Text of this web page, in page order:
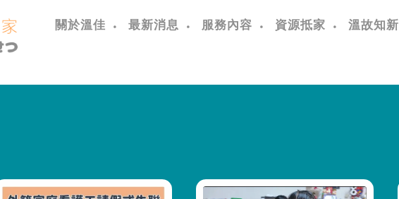
關於溫佳 最新消息 服務內容 資源抵家 溫故知新